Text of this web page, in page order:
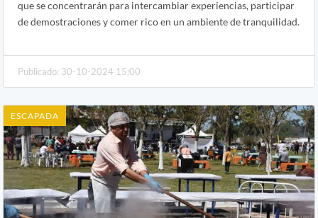
que se concentrarán para intercambiar experiencias, participar
de demostraciones y comer rico en un ambiente de tranquilidad.
Publicado: 30-10-2024 15:00
ESCAPADA